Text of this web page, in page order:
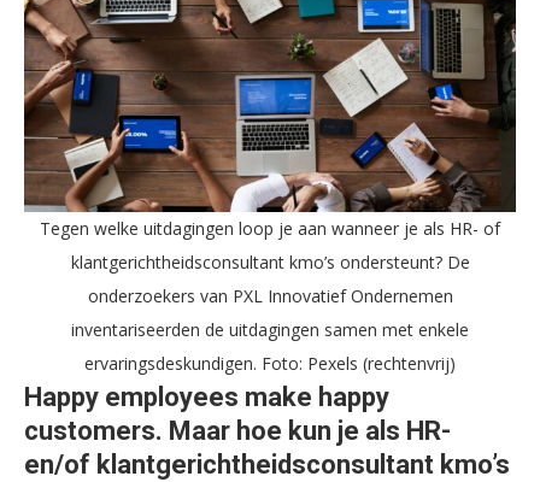
Tegen welke uitdagingen loop je aan wanneer je als HR- of
klantgerichtheidsconsultant kmo’s ondersteunt? De
onderzoekers van PXL Innovatief Ondernemen
inventariseerden de uitdagingen samen met enkele
ervaringsdeskundigen. Foto: Pexels (rechtenvrij)
Happy employees make happy
customers. Maar hoe kun je als HR-
en/of klantgerichtheidsconsultant kmo’s